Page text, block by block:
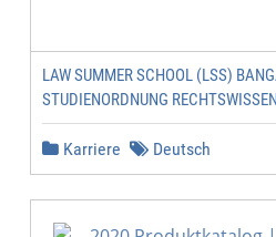
LAW SUMMER SCHOOL (LSS)
STUDIENORDNUNG
Karriere Deutsch